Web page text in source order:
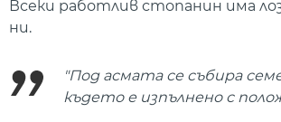
Всеки работлив стопанин има
ни.
"Под асмата се събира
където е изпълнено с